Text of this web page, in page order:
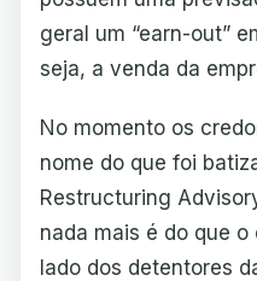
geral um “earn-out”
seja, a venda da
No momento os
nome do que foi
Restructuring
nada mais é do que
lado dos detentores